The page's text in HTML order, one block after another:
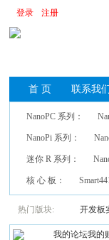
登录 注册
首 页 联系我们
NanoPC 系列：
NanoPi 系列：
迷你 R 系列：
核 心 板：
热门版块: 开发板
我的论坛我的